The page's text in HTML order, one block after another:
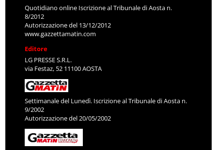
Quotidiano online Iscrizione al Tribunale di Aosta n.
8/2012
Autorizzazione del 13/12/2012
www.gazzettamatin.com
Editore
LG PRESSE S.R.L.
via Festaz, 52 11100 AOSTA
Settimanale del Lunedì. Iscrizione al Tribunale di Aosta n.
9/2002
Autorizzazione del 20/05/2002